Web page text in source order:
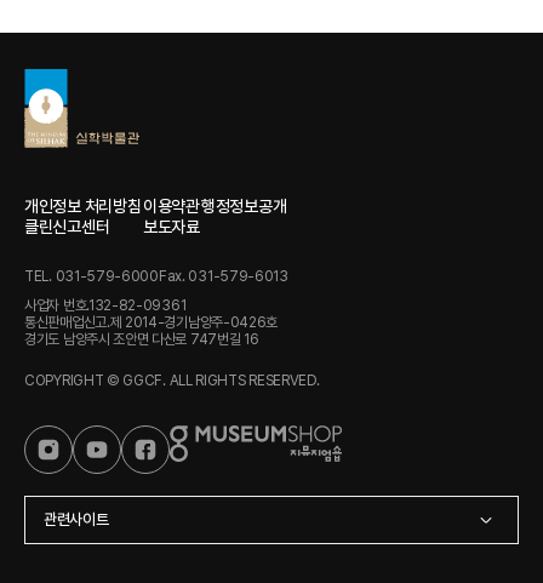
개인정보 처리방침이용약관행정정보공개
클린신고센터
보도자료
TEL. 031-579-6000Fax. 031-579-6013
사업자 번호.132-82-09361
통신판매업신고.제 2014-경기남양주-0426호
경기도 남양주시 조안면 다산로 747번길 16
COPYRIGHT © GGCF. ALL RIGHTS RESERVED.
관련사이트